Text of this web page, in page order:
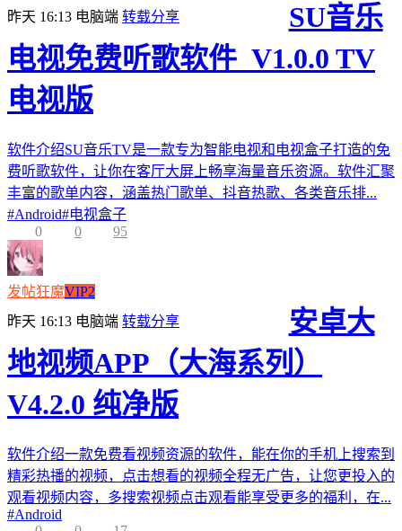
昨天 16:13 电脑端 转载分享
SU音乐
电视免费听歌软件_V1.0.0 TV
电视版
软件介绍SU音乐TV是一款专为智能电视和电视盒子打造的免
费听歌软件，让你在客厅大屏上畅享海量音乐资源。软件汇聚
丰富的歌单内容，涵盖热门歌单、抖音热歌、各类音乐排...
#Android#电视盒子
0
0 95
发帖狂魔VIP2
昨天 16:13 电脑端 转载分享
安卓大
地视频APP（大海系列）
V4.2.0 纯净版
软件介绍一款免费看视频资源的软件，能在你的手机上搜索到
精彩热播的视频，点击想看的视频全程无广告，让您更投入的
观看视频内容，多搜索视频点击观看能享受更多的福利，在...
#Android